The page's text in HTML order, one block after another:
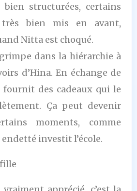
bien structurées, certains
bien mis en avant,
Nitta est choqué.
dans la hiérarchie à
d’Hina. En échange de
des cadeaux qui le
Ça peut devenir
moments, comme
investit l’école.